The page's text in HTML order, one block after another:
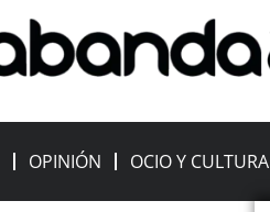
OPINIÓN OCIO Y CULTURA